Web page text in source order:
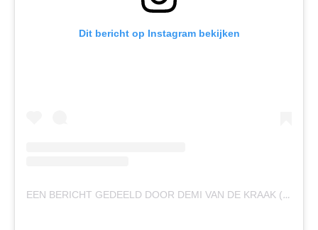
Dit bericht op Instagram bekijken
EEN BERICHT GEDEELD DOOR DEMI VAN DE KRAAK (@DEMIVANDEKRAAK)